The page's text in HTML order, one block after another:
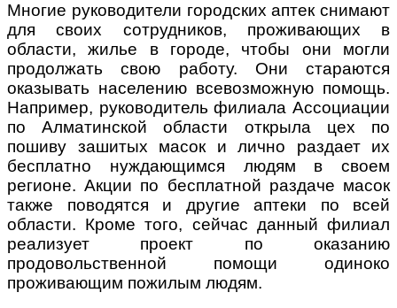
Многие руководители городских аптек снимают
для своих сотрудников, проживающих в
области, жилье в городе, чтобы они могли
продолжать свою работу. Они стараются
оказывать населению всевозможную помощь.
Например, руководитель филиала Ассоциации
по Алматинской области открыла цех по
пошиву зашитых масок и лично раздает их
бесплатно нуждающимся людям в своем
регионе. Акции по бесплатной раздаче масок
также поводятся и другие аптеки по всей
области. Кроме того, сейчас данный филиал
реализует проект по оказанию
продовольственной помощи одиноко
проживающим пожилым людям.